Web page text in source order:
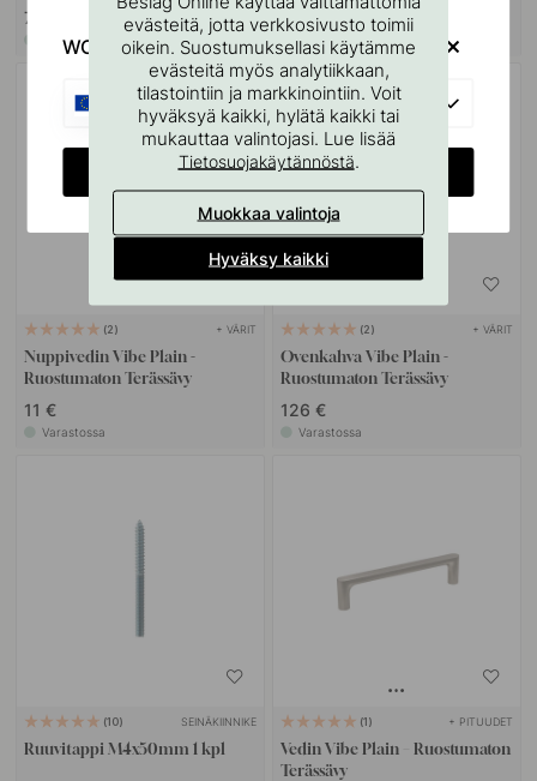
7 €
Varastossa
24 €
Varastossa
2 + VÄRIT
Nuppivedin Vibe Plain -
Ruostumaton Terässävy
11 €
Varastossa
2 + VÄRIT
Ovenkahva Vibe Plain -
Ruostumaton Terässävy
126 €
Varastossa
10 SEINÄKIINNIKE
Ruuvitappi M4x50mm 1 kpl
1 + PITUUDET
Vedin Vibe Plain – Ruostumaton
Terässävy
evästeitä, jotta verkkosivusto toimii
oikein. Suostumuksellasi käytämme
evästeitä myös analytiikkaan,
tilastointiin ja markkinointiin. Voit
hyväksyä kaikki, hylätä kaikki tai
mukauttaa valintojasi. Lue lisää
Tietosuojakäytännöstä.
Muokkaa valintoja
Hyväksy kaikki
WOULD YOU RATHER VISIT?
EU
CHANGE COUNTRY